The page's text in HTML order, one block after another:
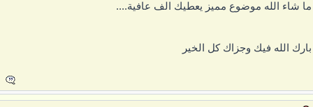
شاء الله موضوع مميز يعطيك الف عافية....
الله فيك وجزاك كل الخير